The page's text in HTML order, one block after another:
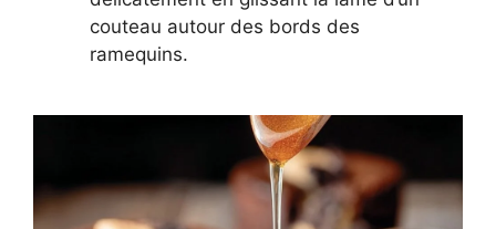
couteau autour des bords des
ramequins.